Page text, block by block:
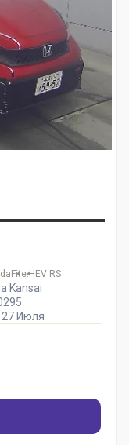
Fite:HEV RS
Kansai
27 Июля